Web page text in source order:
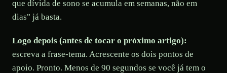
que dívida de sono se acumula em semanas, não em
dias" já basta.
Logo depois (antes de tocar o próximo artigo):
escreva a frase-tema. Acrescente os dois pontos de
apoio. Pronto. Menos de 90 segundos se você já tem o